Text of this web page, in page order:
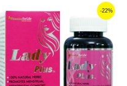
-22%